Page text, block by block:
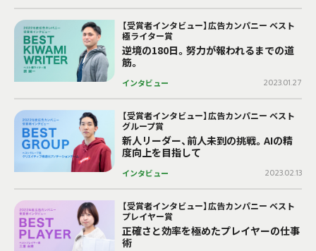
【受賞者インタビュー】広告カンパニー ベスト
極ライター賞
逆境の180日。努力が報われるまでの道
筋。
インタビュー 2023.01.27
【受賞者インタビュー】広告カンパニー ベスト
グループ賞
新人リーダー、前人未到の挑戦。AIの精
度向上を目指して
インタビュー 2023.02.13
【受賞者インタビュー】広告カンパニー ベスト
プレイヤー賞
正確さと効率を極めたプレイヤーの仕事
術